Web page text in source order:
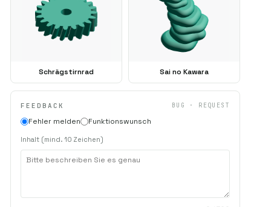
Schrägstirnrad Sai no Kawara
FEEDBACK BUG · REQUEST
Fehler melden Funktionswunsch
Inhalt (mind. 10 Zeichen)